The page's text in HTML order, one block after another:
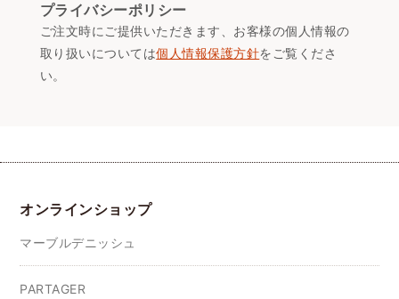
プライバシーポリシー
ご注文時にご提供いただきます、お客様の個人情報の
取り扱いについては個人情報保護方針をご覧くださ
い。
オンラインショップ
マーブルデニッシュ
PARTAGER